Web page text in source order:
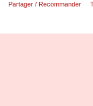
Partager / Recommander